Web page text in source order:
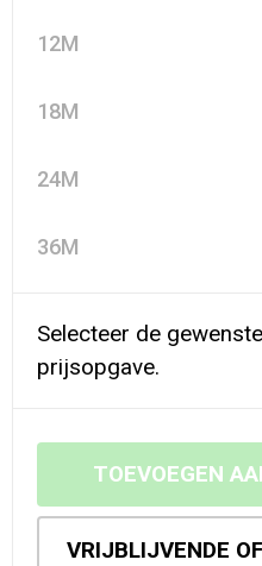
12M
18M
24M
36M
Selecteer de
prijsopgave.
TOEVOEGEN
VRIJBLIJVENDE